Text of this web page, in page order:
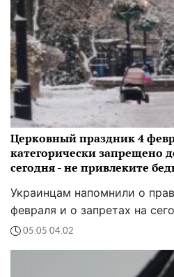
Церковный праздник 4
категорически запрещено
сегодня - не привлеките
Украинцам напомнили о
февраля и о запретах на
05:05 04.02